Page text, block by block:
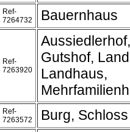
Ref-
7264732
Bauernhaus
Ref-
7263920
Gutshof,
Landhaus,
Ref-
7263572
Burg, Schloss